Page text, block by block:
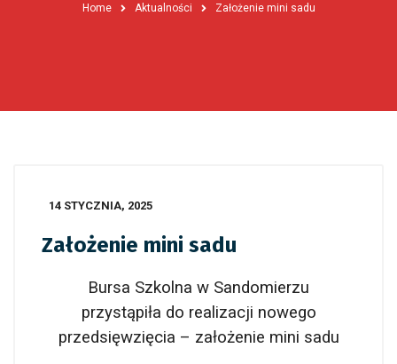
Home Aktualności Założenie mini sadu
14 STYCZNIA, 2025
Założenie mini sadu
Bursa Szkolna w Sandomierzu
przystąpiła do realizacji nowego
przedsięwzięcia – założenie mini sadu